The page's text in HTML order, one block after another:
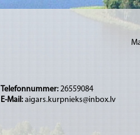
Telefonnummer: 26559084
E-Mail: aigars.kurpnieks@inbox.lv